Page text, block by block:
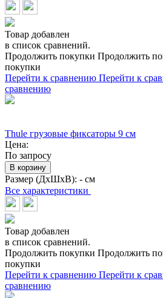
Товар добавлен
в список сравнений.
Продолжить покупки Продолжить
покупки
Перейти к сравнению Перейти к
сравнению
Thule грузовые фиксаторы 9 см
Цена:
По запросу
В корзину
Размер (ДхШхВ): - см
Все характеристики
Товар добавлен
в список сравнений.
Продолжить покупки Продолжить
покупки
Перейти к сравнению Перейти к
сравнению